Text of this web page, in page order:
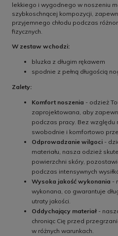
lekkiego i wygodnego w noszeniu
szybkoschnącej kompozycji,
przyjemnego chłodu podczas
fizycznych.
W zestaw wchodzi:
bluzka z długim rękawem
spodnie z pełną długością
Zalety:
Komfort noszenia - odzież
zaprojektowana, aby
podczas pracy. Bez względu
swobodnie i komfortowo
Odprowadzanie wilgoci -
materiału, nasza odzież
powierzchni skóry,
podczas intensywnych
Wysoka jakość wykonania -
wykonana, co gwarantuje
utraty jakości.
Oddychający materiał -
chroniąc Cię przed
w różnych warunkach.